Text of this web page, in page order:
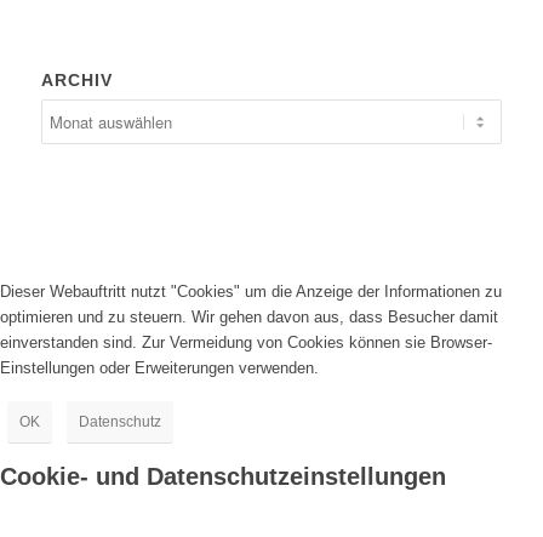
ARCHIV
Dieser Webauftritt nutzt "Cookies" um die Anzeige der Informationen zu
optimieren und zu steuern. Wir gehen davon aus, dass Besucher damit
einverstanden sind. Zur Vermeidung von Cookies können sie Browser-
Einstellungen oder Erweiterungen verwenden.
OK Datenschutz
Cookie- und Datenschutzeinstellungen